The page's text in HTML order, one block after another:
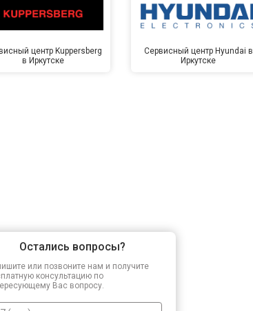
центр Kuppersberg
в Иркутске
Сервисный центр Hyundai в
Иркутске
Остались вопросы?
или позвоните нам и получите
консультацию по
Вас вопросу.